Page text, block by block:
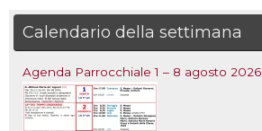
Calendario della settimana
Agenda Parrocchiale 1 – 8 agosto 2026